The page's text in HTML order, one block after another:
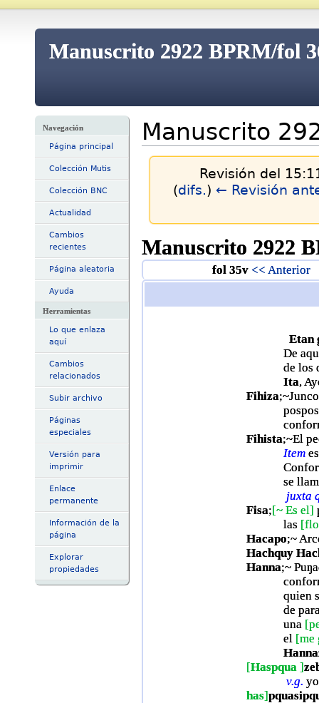
Manuscrito 2922 BPRM/fol
Navegación
Página principal
Colección Mutis
Colección BNC
Actualidad
Cambios
recientes
Página aleatoria
Ayuda
Herramientas
Lo que enlaza
aquí
Cambios
relacionados
Subir archivo
Páginas
especiales
Versión para
imprimir
Enlace
permanente
Información de la
página
Explorar
propiedades
Manuscrito
Revisión del
(difs.) ← Revisión
Manuscrito 2922
fol 35v << Anterior
Etan
De aquí es
de los
Ita,
Fihiza
Fihista;~El
Item
Conforme,
se
juxta
Fisa;[~ Es el]
las
Hacapo;~
Hachquy
Hanna;~
conforme
quien se
de para
una
el [me
[Haspqua]
v.g.
has]